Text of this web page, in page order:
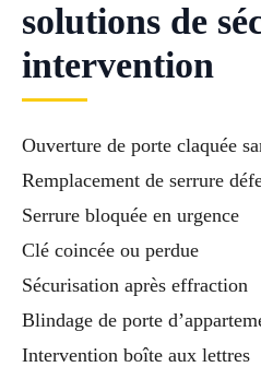
solutions de
intervention
Ouverture de porte claquée
Remplacement de serrure
Serrure bloquée en urgence
Clé coincée ou perdue
Sécurisation après effraction
Blindage de porte
Intervention boîte aux lettres